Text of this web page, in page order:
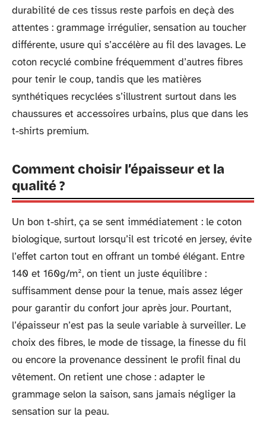
durabilité de ces tissus reste parfois en deçà des
attentes : grammage irrégulier, sensation au toucher
différente, usure qui s’accélère au fil des lavages. Le
coton recyclé combine fréquemment d’autres fibres
pour tenir le coup, tandis que les matières
synthétiques recyclées s’illustrent surtout dans les
chaussures et accessoires urbains, plus que dans les
t-shirts premium.
Comment choisir l’épaisseur et la
qualité ?
Un bon t-shirt, ça se sent immédiatement : le coton
biologique, surtout lorsqu’il est tricoté en jersey, évite
l’effet carton tout en offrant un tombé élégant. Entre
140 et 160g/m², on tient un juste équilibre :
suffisamment dense pour la tenue, mais assez léger
pour garantir du confort jour après jour. Pourtant,
l’épaisseur n’est pas la seule variable à surveiller. Le
choix des fibres, le mode de tissage, la finesse du fil
ou encore la provenance dessinent le profil final du
vêtement. On retient une chose : adapter le
grammage selon la saison, sans jamais négliger la
sensation sur la peau.